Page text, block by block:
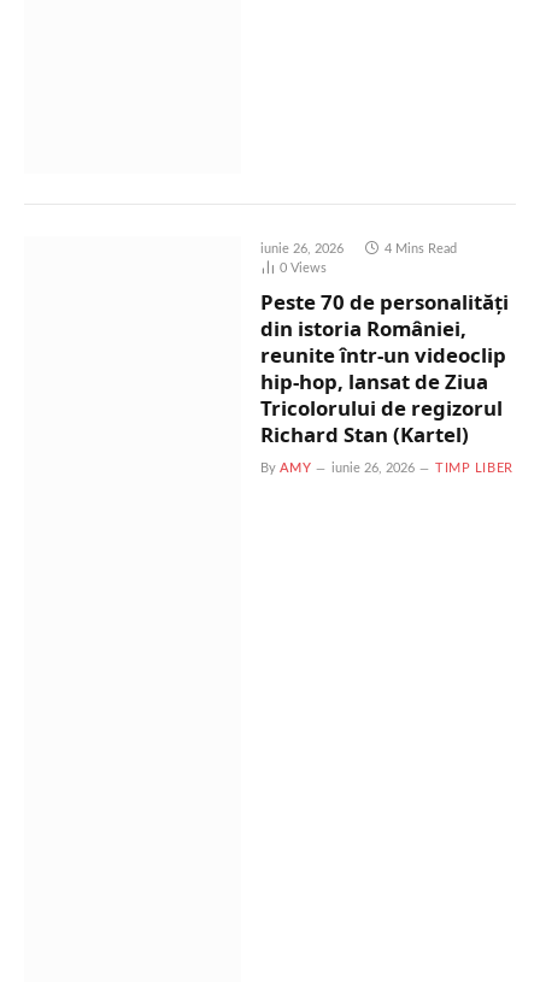
iunie 26, 2026
4 Mins Read
0 Views
Peste 70 de personalități
din istoria României,
reunite într-un videoclip
hip-hop, lansat de Ziua
Tricolorului de regizorul
Richard Stan (Kartel)
By AMY iunie 26, 2026 TIMP LIBER